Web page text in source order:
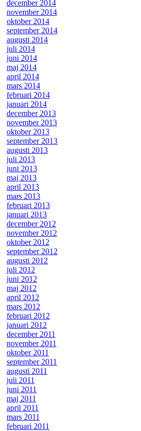
december 2014
november 2014
oktober 2014
september 2014
augusti 2014
juli 2014
juni 2014
maj 2014
april 2014
mars 2014
februari 2014
januari 2014
december 2013
november 2013
oktober 2013
september 2013
augusti 2013
juli 2013
juni 2013
maj 2013
april 2013
mars 2013
februari 2013
januari 2013
december 2012
november 2012
oktober 2012
september 2012
augusti 2012
juli 2012
juni 2012
maj 2012
april 2012
mars 2012
februari 2012
januari 2012
december 2011
november 2011
oktober 2011
september 2011
augusti 2011
juli 2011
juni 2011
maj 2011
april 2011
mars 2011
februari 2011